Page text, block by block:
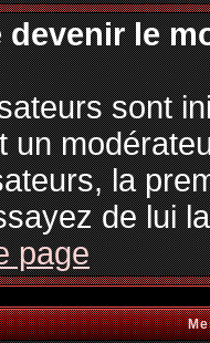
devenir le
sont
un
la
de lui
page